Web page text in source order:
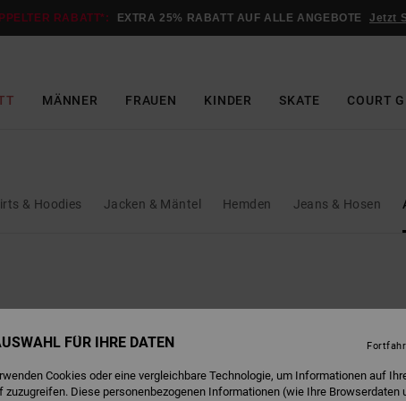
RABATT*: EXTRA 25% RABATT AUF ALLE ANGEBOTE Jetzt
MÄNNER FRAUEN KINDER SKATE COURT
& Hoodies Jacken & Mäntel Hemden Jeans & Hosen
FÜR IHRE DATEN
Cookies oder eine vergleichbare Technologie, um Informationen auf
Diese personenbezogenen Informationen (wie Ihre Browserdaten